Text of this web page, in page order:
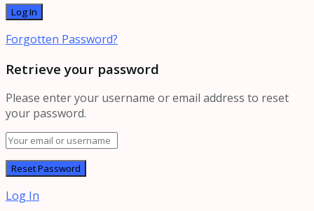
Forgotten Password?
Retrieve your password
Please enter your username or email address to reset
your password.
Log In